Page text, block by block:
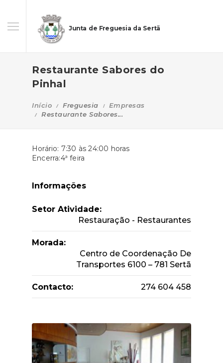
Junta de Freguesia da Sertã
Restaurante Sabores do
Pinhal
Início Freguesia
Empresas
Restaurante Sabores...
Horário: 7:30 às 24:00 horas
Encerra:4ª feira
Informações
Setor Atividade:
Restauração - Restaurantes
Morada:
Centro de Coordenação De
Transportes 6100 – 781 Sertã
Contacto: 274 604 458